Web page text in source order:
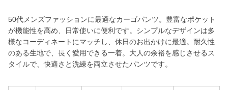
50代メンズファッションに最適なカーゴパンツ。豊富なポケット
が機能性を高め、日常使いに便利です。シンプルなデザインは多
様なコーディネートにマッチし、休日のお出かけに最適。耐久性
のある生地で、長く愛用できる一着。大人の余裕を感じさせるス
タイルで、快適さと洗練を両立させたパンツです。